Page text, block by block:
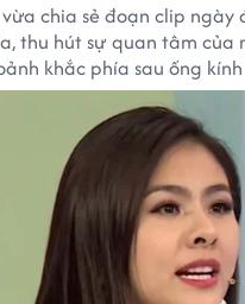
chia sẻ đoạn clip ngày
thu hút sự quan tâm của
khắc phía sau ống
mà nữ diễn viên dành